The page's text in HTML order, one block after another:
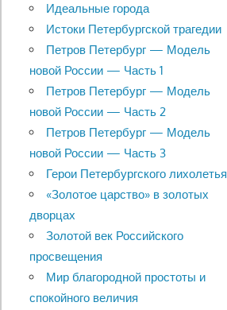
Идеальные города
Истоки Петербургской трагедии
Петров Петербург — Модель
новой России — Часть 1
Петров Петербург — Модель
новой России — Часть 2
Петров Петербург — Модель
новой России — Часть 3
Герои Петербургского лихолетья
«Золотое царство» в золотых
дворцах
Золотой век Российского
просвещения
Мир благородной простоты и
спокойного величия